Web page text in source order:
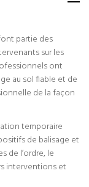
partie des
sur les
ont
au sol fiable et de
de la façon
temporaire
de balisage et
de l’ordre, le
interventions et